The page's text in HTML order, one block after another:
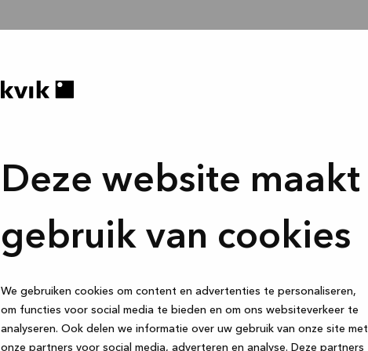
Deze website maakt
gebruik van cookies
We gebruiken cookies om content en advertenties te personaliseren,
om functies voor social media te bieden en om ons websiteverkeer te
analyseren. Ook delen we informatie over uw gebruik van onze site met
onze partners voor social media, adverteren en analyse. Deze partners